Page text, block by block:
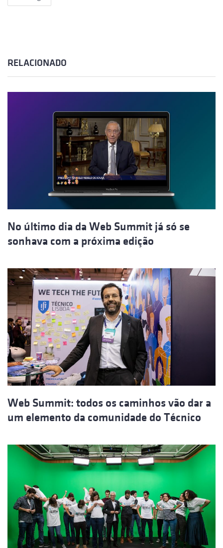
RELACIONADO
No último dia da Web Summit já só se
sonhava com a próxima edição
Web Summit: todos os caminhos vão dar a
um elemento da comunidade do Técnico